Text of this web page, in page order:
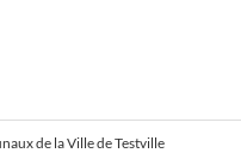
de la Ville de Testville